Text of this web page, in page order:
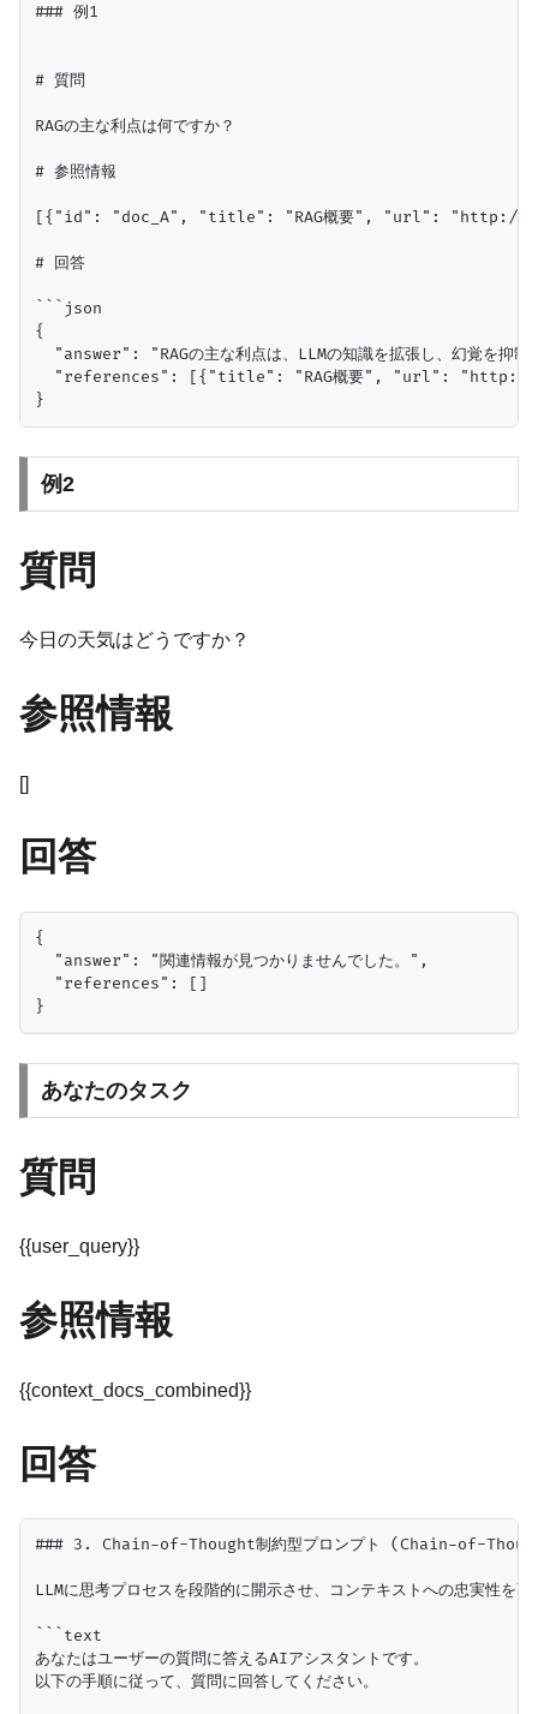
### 例1
# 質問
RAGの主な利点は何ですか？
# 参照情報
[{"id": "doc_A", "title": "RAG概要", "url": "http://
# 回答
```json
{
"answer": "RAGの主な利点は、LLMの知識を拡張し、幻覚を抑制
"references": [{"title": "RAG概要", "url":
例2
質問
今日の天気はどうですか？
参照情報
[]
回答
{
  "answer": "関連情報が見つかりませんでした。",
  "references": []
あなたのタスク
質問
{{user_query}}
参照情報
{{context_docs_combined}}
回答
### 3. Chain-of-Thought制約型プロンプト (Chain-of-
LLMに思考プロセスを段階的に開示させ、コンテキストへの忠実性を
```text
あなたはユーザーの質問に答えるAIアシスタントです。
以下の手順に従って、質問に回答してください。